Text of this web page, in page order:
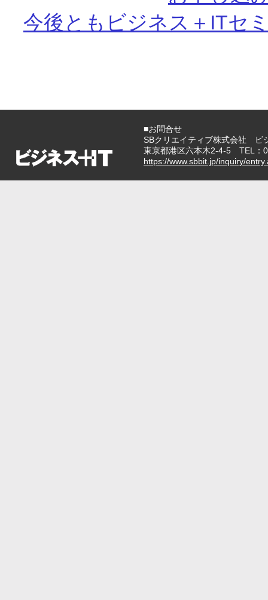
今後ともビジネス＋ITセ
■お問合せ
SBクリエイティブ株式会社 ビ
東京都港区六本木2-4-5 TEL：
https://www.sbbit.jp/inquiry/